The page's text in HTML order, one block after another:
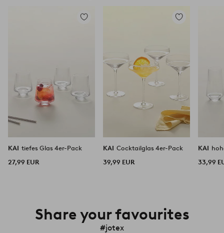
Zu
KAI tiefes Glas 4er-Pack
27,99 EUR
Zu
KAI Cocktailglas 4er-Pack
39,99 EUR
KAI
33,99
Share your favourites
#jotex